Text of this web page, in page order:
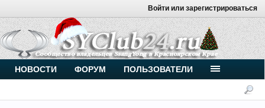
Войти или зарегистрироваться
Внимание, новые участники нашего клуба!
Основное общение происходит вTelegram-чате.
Присоединяйтесь.
Чип-тюнинг (прошивка) дизелей от
Vahmurka
НОВОСТИ ФОРУМ ПОЛЬЗОВАТЕЛИ